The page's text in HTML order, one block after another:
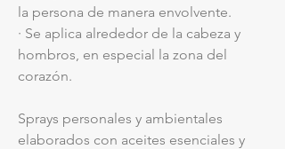
la persona de manera envolvente.
· Se aplica alrededor de la cabeza y
hombros, en especial la zona del
corazón.
Sprays personales y ambientales
elaborados con aceites esenciales y